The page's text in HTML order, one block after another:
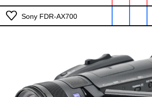
Sony FDR-AX700